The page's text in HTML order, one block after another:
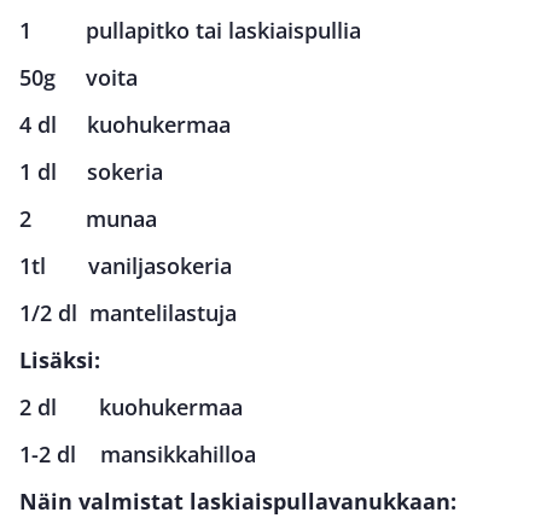
1 pullapitko tai laskiaispullia
50g voita
4 dl kuohukermaa
1 dl sokeria
2 munaa
1tl vaniljasokeria
1/2 dl mantelilastuja
Lisäksi:
2 dl kuohukermaa
1-2 dl mansikkahilloa
Näin valmistat laskiaispullavanukkaan: